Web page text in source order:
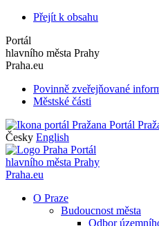
Přejít k obsahu
Portál
hlavního města Prahy
Praha.eu
Povinně zveřejňované
Městské části
Portál
Česky English
Portál
hlavního města Prahy
Praha.eu
O Praze
Budoucnost města
Odbor